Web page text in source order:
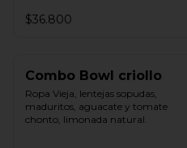
humedecido con vinagre de sushi.
Vinagreta asiática a base de Hoisin y
$36.800
Combo Bowl criollo
Ropa Vieja, lentejas sopudas,
maduritos, aguacate y tomate
chonto, limonada natural.